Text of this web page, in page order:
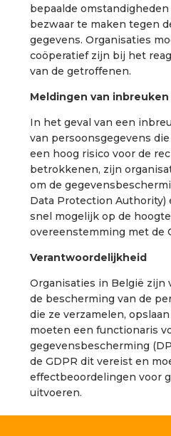
bepaalde
bezwaar te maken tegen
gegevens. Organisaties
coöperatief zijn bij het
van de getroffenen.
Meldingen van
In het geval van een
van persoonsgegevens
een hoog risico voor de
betrokkenen, zijn
om de
Data Protection
snel mogelijk op de
overeenstemming met de
Verantwoordelijkheid
Organisaties in België zijn
de bescherming van de
die ze verzamelen,
moeten een functionaris
gegevensbescherming
de GDPR dit vereist en
effectbeoordelingen voor
uitvoeren.